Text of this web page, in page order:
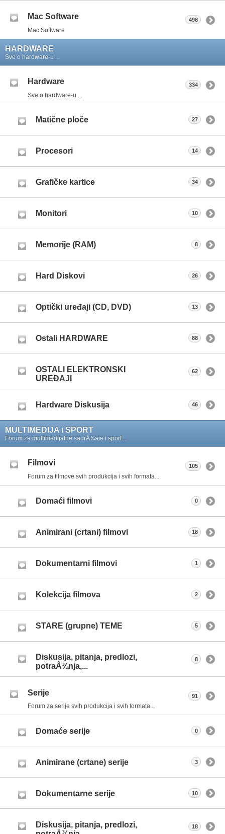
Mac Software
Mac Software
498
HARDWARE
Sve o hardware-u ...
Hardware
Sve o hardware-u ...
334
Matične ploče 27
Procesori 14
Grafičke kartice 34
Monitori 10
Memorije (RAM) 8
Hard Diskovi 26
Optički uređaji (CD, DVD) 13
Ostali HARDWARE 88
OSTALI ELEKTRONSKI
UREĐAJI
62
Hardware Diskusija 46
MULTIMEDIJA i SPORT
Forum za multimedijalne sadrÅ¾aje i sport...
Filmovi
Forum za filmove svih produkcija i svih formata...
105
Domaći filmovi 0
Animirani (crtani) filmovi 18
Dokumentarni filmovi 1
Kolekcija filmova 2
STARE (grupne) TEME 5
Diskusija, pitanja, predlozi,
potraÅ¾nja,...
8
Serije
Forum za serije svih produkcija i svih formata...
91
Domaće serije 0
Animirane (crtane) serije 3
Dokumentarne serije 10
Diskusija, pitanja, predlozi,
18